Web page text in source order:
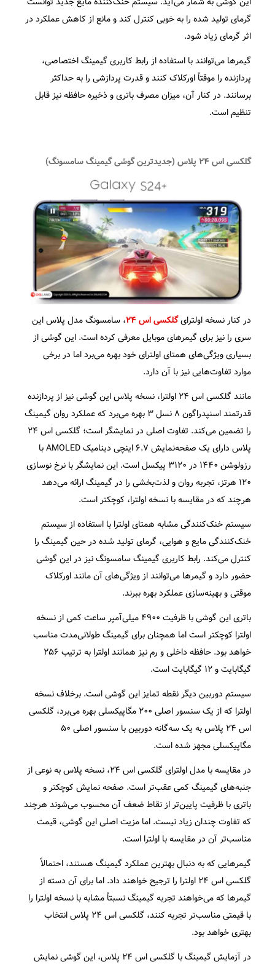
گرمای تولید شده را به خوبی کنترل کند و مانع از کاهش عملکرد در
اثر گرمای زیاد شود.
گیمرها می‌توانند با استفاده از رابط کاربری گیمینگ اختصاصی،
پردازنده را موقتاً اورکلاک کنند و قدرت پردازشی را به حداکثر
برسانند. در کنار آن، میزان مصرف باتری و ذخیره حافظه نیز قابل
تنظیم است.
گلکسی اس ۲۴ پلاس (جدیدترین گوشی گیمینگ سامسونگ)
در کنار نسخه اولترایگلکسی اس ۲۴
، سامسونگ مدل پلاس این
سری را نیز برای گیمرهای موبایل معرفی کرده است. این گوشی از
بسیاری ویژگی‌های همتای اولترای خود بهره می‌برد اما در برخی
موارد تفاوت‌هایی نیز با آن دارد.
مانند گلکسی اس ۲۴ اولترا، نسخه پلاس این گوشی نیز از پردازنده
قدرتمند اسنپدراگون ۸ نسل ۳ بهره می‌برد که عملکرد روان گیمینگ
را تضمین می‌کند. تفاوت اصلی در نمایشگر است؛ گلکسی اس ۲۴
پلاس دارای یک صفحه‌نمایش ۶.۷ اینچی دینامیک AMOLED با
رزولوشن ۱۴۴۰ در ۳۱۲۰ پیکسل است. این نمایشگر با نرخ نوسازی
۱۲۰ هرتز، تجربه روان و لذت‌بخشی را در گیمینگ ارائه می‌دهد
هرچند که در مقایسه با نسخه اولترا، کوچکتر است.
سیستم خنک‌کنندگی مشابه همتای اولترا با استفاده از سیستم
خنک‌کنندگی مایع و هوایی، گرمای تولید شده در حین گیمینگ را
کنترل می‌کند. رابط کاربری گیمینگ سامسونگ نیز در این گوشی
حضور دارد و گیمرها می‌توانند از ویژگی‌های آن مانند اورکلاک
موقتی و بهینه‌سازی عملکرد بهره ببرند.
باتری این گوشی با ظرفیت ۴۹۰۰ میلی‌آمپر ساعت کمی از نسخه
اولترا کوچکتر است اما همچنان برای گیمینگ طولانی‌مدت مناسب
خواهد بود. حافظه داخلی و رم نیز همانند اولترا به ترتیب ۲۵۶
گیگابایت و ۱۲ گیگابایت است.
سیستم دوربین دیگر نقطه تمایز این گوشی است. برخلاف نسخه
اولترا که از یک سنسور اصلی ۲۰۰ مگاپیکسلی بهره می‌برد، گلکسی
اس ۲۴ پلاس به یک سه‌گانه دوربین با سنسور اصلی ۵۰
مگاپیکسلی مجهز شده است.
در مقایسه با مدل اولترای گلکسی اس ۲۴، نسخه پلاس به نوعی از
جنبه‌های گیمینگ کمی عقب‌تر است. صفحه‌ نمایش کوچکتر و
باتری با ظرفیت پایین‌تر از نقاط ضعف آن محسوب می‌شوند هرچند
که تفاوت چندان زیاد نیست. اما مزیت اصلی این گوشی، قیمت
مناسب‌تر آن در مقایسه با اولترا است.
گیمرهایی که به دنبال بهترین عملکرد گیمینگ هستند، احتمالاً
گلکسی اس ۲۴ اولترا را ترجیح خواهند داد. اما برای آن دسته از
گیمرها که می‌خواهند تجربه گیمینگ نسبتاً مشابه با نسخه اولترا را
با قیمتی مناسب‌تر تجربه کنند، گلکسی اس ۲۴ پلاس انتخاب
بهتری خواهد بود.
در آزمایش گیمینگ با گلکسی اس ۲۴ پلاس، این گوشی نمایش